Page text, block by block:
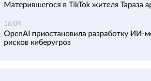
Матерившегося в TikTok жителя Тараза
16:04
OpenAI приостановила разработку ИИ-
рисков киберугроз